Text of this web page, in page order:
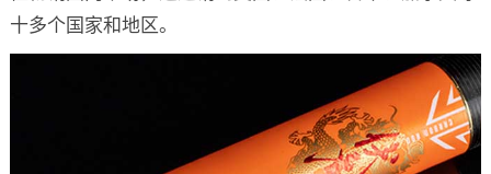
十多个国家和地区。